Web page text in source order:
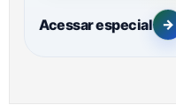
Acessar especial →